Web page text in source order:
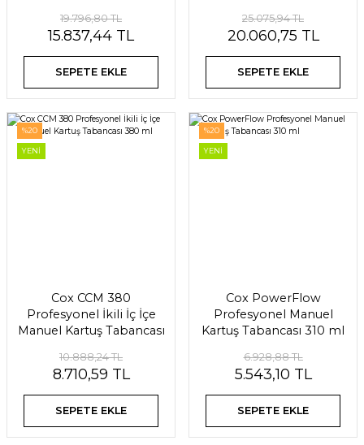
19.796,80 TL
15.837,44 TL
SEPETE EKLE
25.075,94 TL
20.060,75 TL
SEPETE EKLE
%20
YENİ
Cox CCM 380
Profesyonel İkili İç İçe
Manuel Kartuş Tabancası
10.888,24 TL
8.710,59 TL
SEPETE EKLE
%20
YENİ
Cox PowerFlow
Profesyonel Manuel
Kartuş Tabancası 310 ml
6.928,88 TL
5.543,10 TL
SEPETE EKLE